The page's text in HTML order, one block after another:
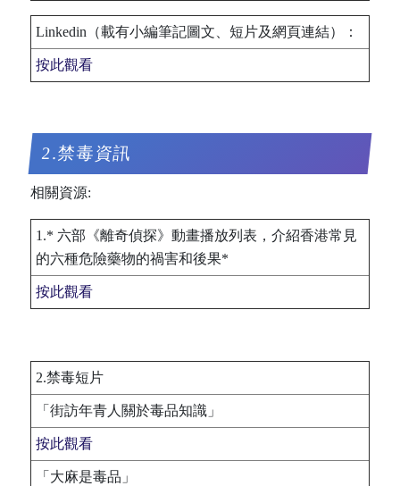
Linkedin（載有小編筆記圖文、短片及網頁連結）：
按此觀看
2.禁毒資訊
相關資源:
1.* 六部《離奇偵探》動畫播放列表，介紹香港常見
的六種危險藥物的禍害和後果*
按此觀看
2.禁毒短片
「街訪年青人關於毒品知識」
按此觀看
「大麻是毒品」